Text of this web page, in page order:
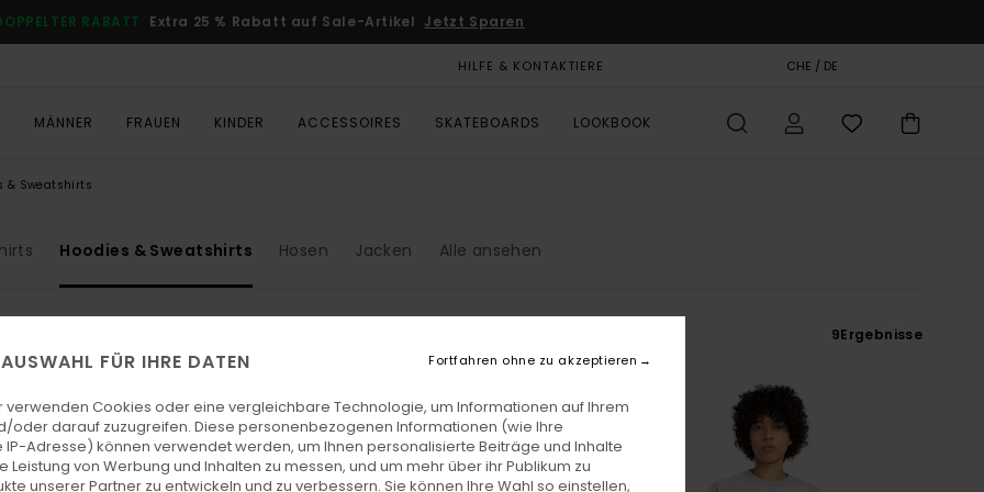
RABATT Extra 25 % Rabatt auf Sale-Artikel Jetzt Sparen
HILFE & KONTAKTIERE CHE / DE
MÄNNER FRAUEN KINDER ACCESSOIRES SKATEBOARDS LOOKBOOK
& Sweatshirts
Hoodies & Sweatshirts Hosen Jacken Alle ansehen
9Ergebnisse
FÜR IHRE DATEN
verwenden Cookies oder eine vergleichbare Technologie, um Informationen auf Ihrem
oder darauf zuzugreifen. Diese personenbezogenen Informationen (wie Ihre
IP-Adresse) können verwendet werden, um Ihnen personalisierte Beiträge und Inhalte
Leistung von Werbung und Inhalten zu messen, und um mehr über ihr Publikum zu
unserer Partner zu entwickeln und zu verbessern. Sie können Ihre Wahl so einstellen,
Fortfahren ohne zu akzeptieren